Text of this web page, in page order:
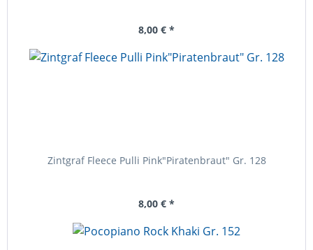
8,00 € *
Zintgraf Fleece Pulli Pink"Piratenbraut" Gr. 128
8,00 € *